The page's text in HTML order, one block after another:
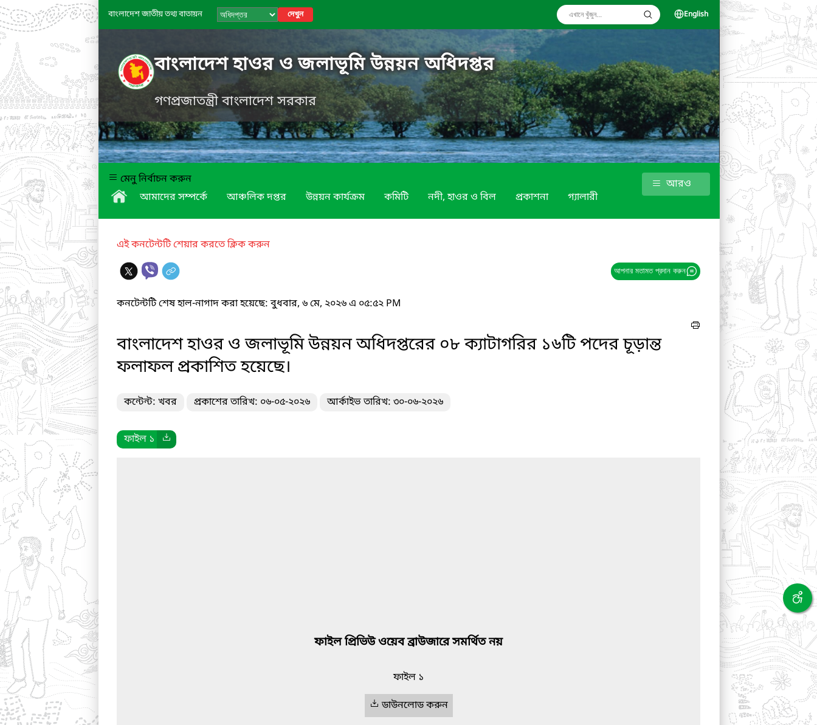
বাংলাদেশ জাতীয় তথ্য বাতায়ন দেখুন English
বাংলাদেশ হাওর ও জলাভূমি উন্নয়ন অধিদপ্তর
গণপ্রজাতন্ত্রী বাংলাদেশ সরকার
মেনু নির্বাচন করুন
আমাদের সম্পর্কে
আঞ্চলিক দপ্তর উন্নয়ন কার্যক্রম কমিটি নদী, হাওর ও বিল প্রকাশনা গ্যালারী
আরও
এই কনটেন্টটি শেয়ার করতে ক্লিক করুন
আপনার মতামত প্রদান করুন
কনটেন্টটি শেষ হাল-নাগাদ করা হয়েছে: বুধবার, ৬ মে, ২০২৬ এ ০৫:৫২ PM
বাংলাদেশ হাওর ও জলাভূমি উন্নয়ন অধিদপ্তরের ০৮ ক্যাটাগরির ১৬টি পদের চূড়ান্ত
ফলাফল প্রকাশিত হয়েছে।
কন্টেন্ট: খবর প্রকাশের তারিখ: ০৬-০৫-২০২৬ আর্কাইভ তারিখ: ৩০-০৬-২০২৬
ফাইল ১
ফাইল প্রিভিউ ওয়েব ব্রাউজারে সমর্থিত নয়
ফাইল ১
ডাউনলোড করুন